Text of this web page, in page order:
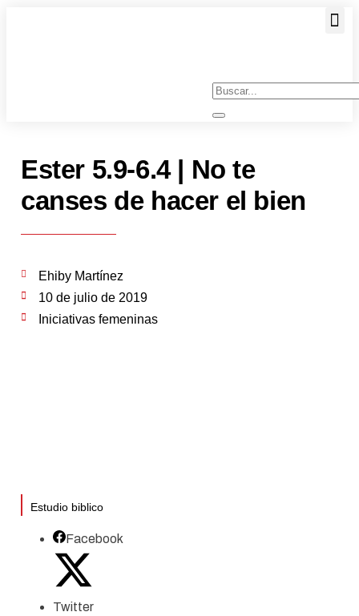
Ester 5.9-6.4 | No te
canses de hacer el bien
Ehiby Martínez
10 de julio de 2019
Iniciativas femeninas
Estudio biblico
Facebook
Twitter